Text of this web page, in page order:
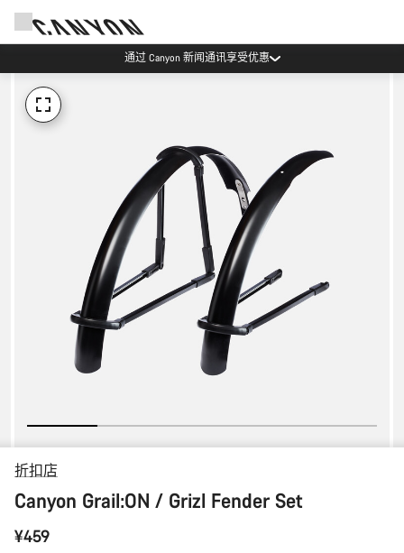
通过 Canyon 新闻通讯享受优惠
折扣店
Canyon Grail:ON / Grizl Fender Set
¥459